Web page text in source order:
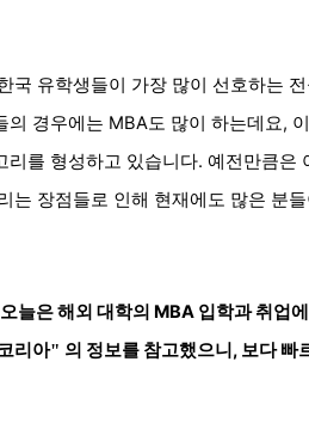
국 유학생들이 가장 많이 선호하는
의 경우에는 MBA도 많이 하는데요,
리를 형성하고 있습니다. 예전만큼
는 장점들로 인해 현재에도 많은 분
늘은 해외 대학의 MBA 입학과 취업
리아" 의 정보를 참고했으니, 보다 빠